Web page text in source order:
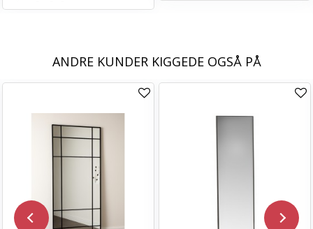
ANDRE KUNDER KIGGEDE OGSÅ PÅ